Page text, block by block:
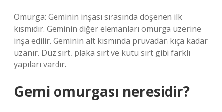
Omurga: Geminin inşası sırasında döşenen ilk
kısmıdır. Geminin diğer elemanları omurga üzerine
inşa edilir. Geminin alt kısmında pruvadan kıça kadar
uzanır. Düz sırt, plaka sırt ve kutu sırt gibi farklı
yapıları vardır.
Gemi omurgası neresidir?